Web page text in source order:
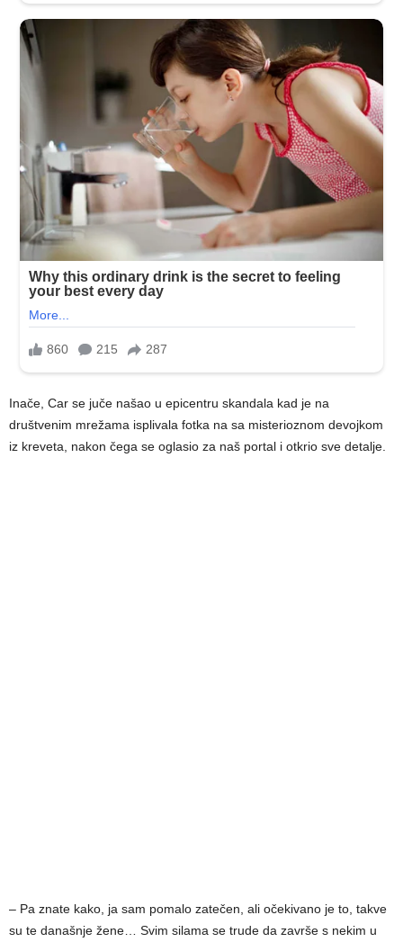
Inače, Car se juče našao u epicentru skandala kad je na
društvenim mrežama isplivala fotka na sa misterioznom devojkom
iz kreveta, nakon čega se oglasio za naš portal i otkrio sve detalje.
– Pa znate kako, ja sam pomalo zatečen, ali očekivano je to, takve
su te današnje žene… Svim silama se trude da završe s nekim u